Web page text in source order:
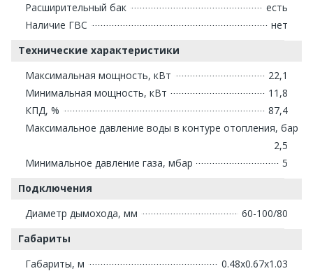
Расширительный бак
есть
Наличие ГВС
нет
Технические характеристики
Максимальная мощность, кВт
22,1
Минимальная мощность, кВт
11,8
КПД, %
87,4
Максимальное давление воды в контуре отопления, бар
2,5
Минимальное давление газа, мбар
5
Подключения
Диаметр дымохода, мм
60-100/80
Габариты
Габариты, м
0.48x0.67x1.03